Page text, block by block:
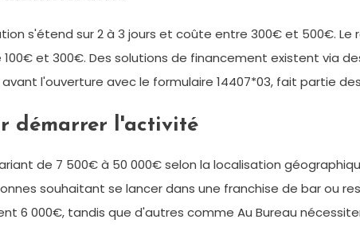
s'étend sur 2 à 3 jours et coûte entre 300€ et 500€. Le
et 300€. Des solutions de financement existent via des
avant l'ouverture avec le formulaire 14407*03, fait partie
démarrer l'activité
de 7 500€ à 50 000€ selon la localisation
souhaitant se lancer dans une franchise de bar ou
6 000€, tandis que d'autres comme Au Bureau